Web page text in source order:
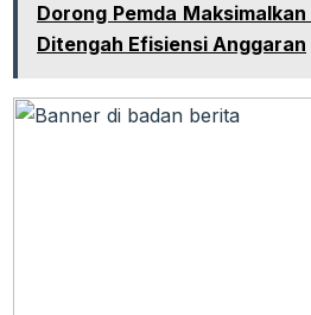
Dorong Pemda Maksimalkan
Ditengah Efisiensi Anggaran